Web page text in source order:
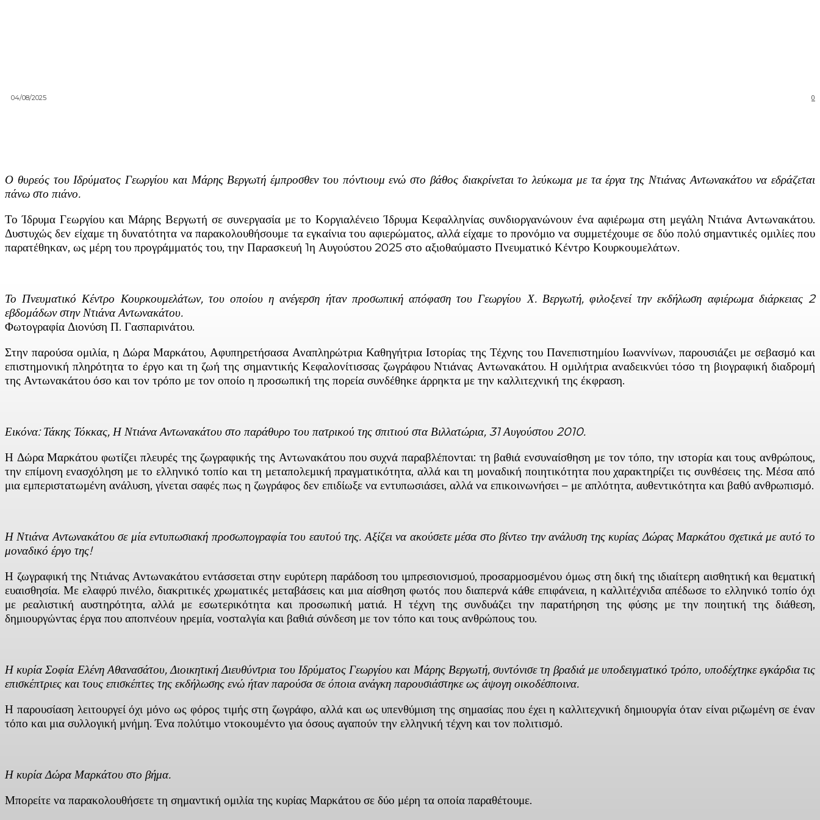
0
04/08/2025
Ο θυρεός του Ιδρύματος Γεωργίου και Μάρης Βεργωτή έμπροσθεν του πόντιουμ ενώ στο βάθος διακρίνεται το λεύκωμα με τα έργα της Ντιάνας Αντωνακάτου να εδράζεται
πάνω στο πιάνο.
Το Ίδρυμα Γεωργίου και Μάρης Βεργωτή σε συνεργασία με το Κοργιαλένειο Ίδρυμα Κεφαλληνίας συνδιοργανώνουν ένα αφιέρωμα στη μεγάλη Ντιάνα Αντωνακάτου.
Δυστυχώς δεν είχαμε τη δυνατότητα να παρακολουθήσουμε τα εγκαίνια του αφιερώματος, αλλά είχαμε το προνόμιο να συμμετέχουμε σε δύο πολύ σημαντικές ομιλίες που
παρατέθηκαν, ως μέρη του προγράμματός του, την Παρασκευή 1η Αυγούστου 2025 στο αξιοθαύμαστο Πνευματικό Κέντρο Κουρκουμελάτων.
Το Πνευματικό Κέντρο Κουρκουμελάτων, του οποίου η ανέγερση ήταν προσωπική απόφαση του Γεωργίου Χ. Βεργωτή, φιλοξενεί την εκδήλωση αφιέρωμα διάρκειας 2
εβδομάδων στην Ντιάνα Αντωνακάτου.
Φωτογραφία Διονύση Π. Γασπαρινάτου.
Στην παρούσα ομιλία, η Δώρα Μαρκάτου, Αφυπηρετήσασα Αναπληρώτρια Καθηγήτρια Ιστορίας της Τέχνης του Πανεπιστημίου Ιωαννίνων, παρουσιάζει με σεβασμό και
επιστημονική πληρότητα το έργο και τη ζωή της σημαντικής Κεφαλονίτισσας ζωγράφου Ντιάνας Αντωνακάτου. Η ομιλήτρια αναδεικνύει τόσο τη βιογραφική διαδρομή
της Αντωνακάτου όσο και τον τρόπο με τον οποίο η προσωπική της πορεία συνδέθηκε άρρηκτα με την καλλιτεχνική της έκφραση.
Εικόνα: Τάκης Τόκκας, Η Ντιάνα Αντωνακάτου στο παράθυρο του πατρικού της σπιτιού στα Βιλλατώρια, 31 Αυγούστου 2010.
Η Δώρα Μαρκάτου φωτίζει πλευρές της ζωγραφικής της Αντωνακάτου που συχνά παραβλέπονται: τη βαθιά ενσυναίσθηση με τον τόπο, την ιστορία και τους ανθρώπους,
την επίμονη ενασχόληση με το ελληνικό τοπίο και τη μεταπολεμική πραγματικότητα, αλλά και τη μοναδική ποιητικότητα που χαρακτηρίζει τις συνθέσεις της. Μέσα από
μια εμπεριστατωμένη ανάλυση, γίνεται σαφές πως η ζωγράφος δεν επιδίωξε να εντυπωσιάσει, αλλά να επικοινωνήσει – με απλότητα, αυθεντικότητα και βαθύ ανθρωπισμό.
Η Ντιάνα Αντωνακάτου σε μία εντυπωσιακή προσωπογραφία του εαυτού της. Αξίζει να ακούσετε μέσα στο βίντεο την ανάλυση της κυρίας Δώρας Μαρκάτου σχετικά με αυτό το
μοναδικό έργο της!
Η ζωγραφική της Ντιάνας Αντωνακάτου εντάσσεται στην ευρύτερη παράδοση του ιμπρεσιονισμού, προσαρμοσμένου όμως στη δική της ιδιαίτερη αισθητική και θεματική
ευαισθησία. Με ελαφρύ πινέλο, διακριτικές χρωματικές μεταβάσεις και μια αίσθηση φωτός που διαπερνά κάθε επιφάνεια, η καλλιτέχνιδα απέδωσε το ελληνικό τοπίο όχι
με ρεαλιστική αυστηρότητα, αλλά με εσωτερικότητα και προσωπική ματιά. Η τέχνη της συνδυάζει την παρατήρηση της φύσης με την ποιητική της διάθεση,
δημιουργώντας έργα που αποπνέουν ηρεμία, νοσταλγία και βαθιά σύνδεση με τον τόπο και τους ανθρώπους του.
Η κυρία Σοφία Ελένη Αθανασάτου, Διοικητική Διευθύντρια του Ιδρύματος Γεωργίου και Μάρης Βεργωτή, συντόνισε τη βραδιά με υποδειγματικό τρόπο, υποδέχτηκε εγκάρδια τις
επισκέπτριες και τους επισκέπτες της εκδήλωσης ενώ ήταν παρούσα σε όποια ανάγκη παρουσιάστηκε ως άψογη οικοδέσποινα.
Η παρουσίαση λειτουργεί όχι μόνο ως φόρος τιμής στη ζωγράφο, αλλά και ως υπενθύμιση της σημασίας που έχει η καλλιτεχνική δημιουργία όταν είναι ριζωμένη σε έναν
τόπο και μια συλλογική μνήμη. Ένα πολύτιμο ντοκουμέντο για όσους αγαπούν την ελληνική τέχνη και τον πολιτισμό.
Η κυρία Δώρα Μαρκάτου στο βήμα.
Μπορείτε να παρακολουθήσετε τη σημαντική ομιλία της κυρίας Μαρκάτου σε δύο μέρη τα οποία παραθέτουμε.